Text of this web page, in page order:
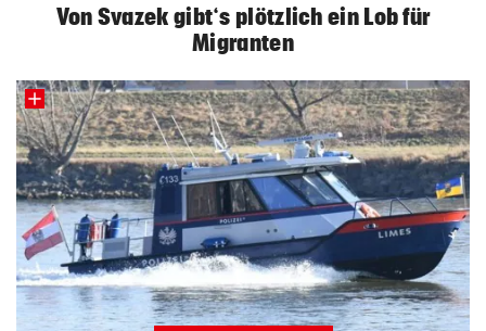
Von Svazek gibt‘s plötzlich ein Lob für
Migranten